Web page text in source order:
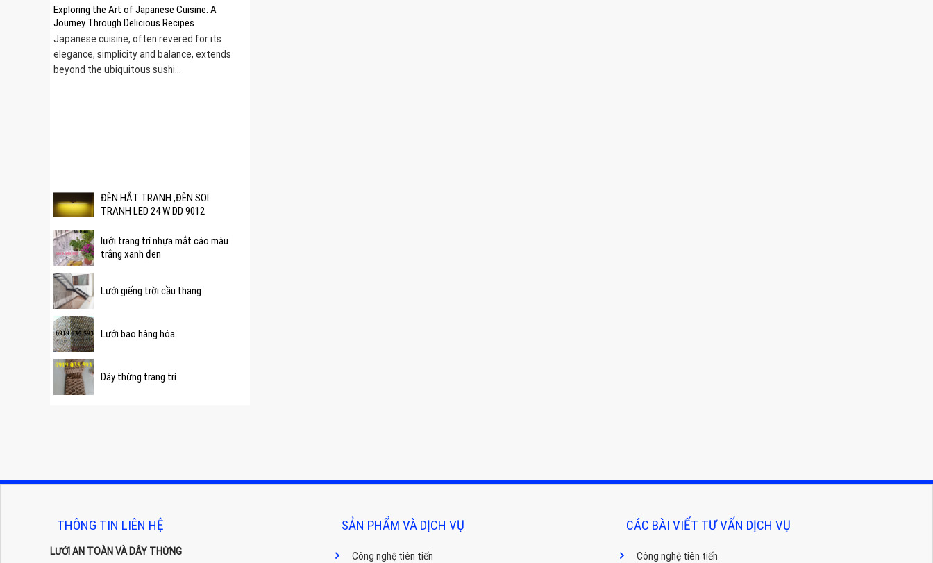
Exploring the Art of Japanese Cuisine: A
Journey Through Delicious Recipes
Japanese cuisine, often revered for its
elegance, simplicity and balance, extends
beyond the ubiquitous sushi...
ĐÈN HẮT TRANH ,ĐÈN SOI
TRANH LED 24 W DD 9012
lưới trang trí nhựa mắt cáo màu
trắng xanh đen
Lưới giếng trời cầu thang
Lưới bao hàng hóa
Dây thừng trang trí
THÔNG TIN LIÊN HỆ
LƯỚI AN TOÀN VÀ DÂY THỪNG
SẢN PHẨM VÀ DỊCH VỤ
Công nghệ tiên tiến
CÁC BÀI VIẾT TƯ VẤN DỊCH VỤ
Công nghệ tiên tiến